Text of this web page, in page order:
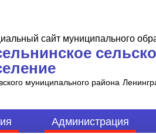
сайт муниципального
муниципального района
Администрация